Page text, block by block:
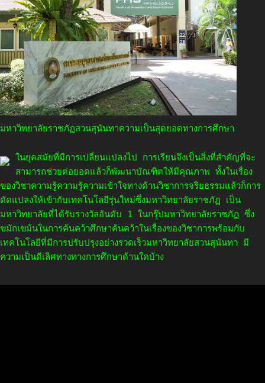
มหาวิทยาลัยราชภัฏสวนสุนันทาความเป็นสุดยอดทางการศึกษา
ในยุคสมัยที่มีการเปลี่ยนแปลงไป การเรียนจึงเป็นสิ่งที่สำคัญที่จะ
สามารถช่วยต่อยอดแล้วก็พัฒนาบัณฑิตให้มีคุณภาพ ทั้งในเรื่อง
ของวิชาความรู้ความรู้ความเข้าใจทางด้านวิชาการจริยธรรมแล้วก็การ
ดัดแปลงให้เข้ากับเทคโนโลยีรุ่นใหม่ซึ่งมหาวิทยาลัยราชภัฏ เป็น
มหาวิทยาลัยที่ได้รับรางวัลอันดับ 1 ในกรุ๊ปมหาวิทยาลัยราชภัฏ ซึ่ง
ขมักเขม้นในการค้นคว้าศึกษาค้นคว้าในเรื่องของวิชาการพร้อมกับ
เทคโนโลยีที่มีการปรับปรุงอย่างรวดเร็วมหาวิทยาลัยสวนสุนันทา มี
ความเป็นดีเลิศทางทางการศึกษาด้านใดบ้าง